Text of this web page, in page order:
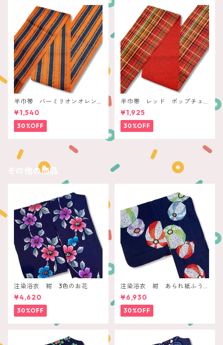
半巾帯 バーミリオンオレン
ジ ネイビー縞
¥1,540
30%OFF
半巾帯 レッド ポップチェ
ック
¥1,925
30%OFF
その他の商品
注染浴衣 紺 3色のお花
¥4,620
30%OFF
注染浴衣 紺 あられ紙ふう
せん
¥6,930
30%OFF